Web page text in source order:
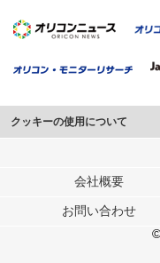
クッキーの使用について
このサイトでは Cookie を使
行っています。
メディアや広告配信、データ
各パートナーは、この情報と
ユーザーが各パートナーのサ
会社概要
お問い合わせ